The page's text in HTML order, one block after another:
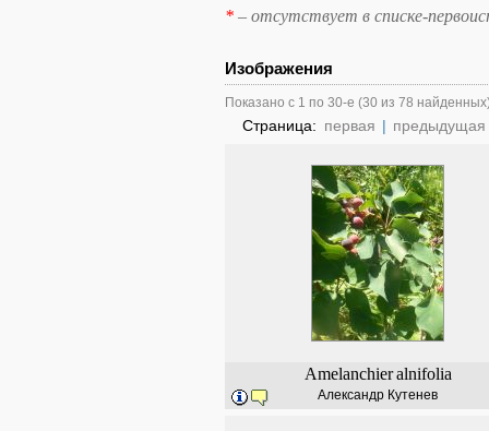
* – отсутствует в списке-
Изображения
Показано с 1 по 30-е (30 из 78
Страница: первая | предыдущая
Amelanchier alnifolia
Александр Кутенев